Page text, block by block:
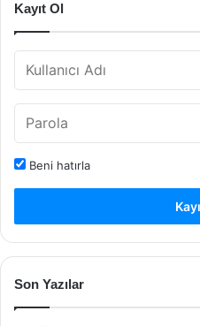
Kayıt Ol
Beni hatırla
Son Yazılar